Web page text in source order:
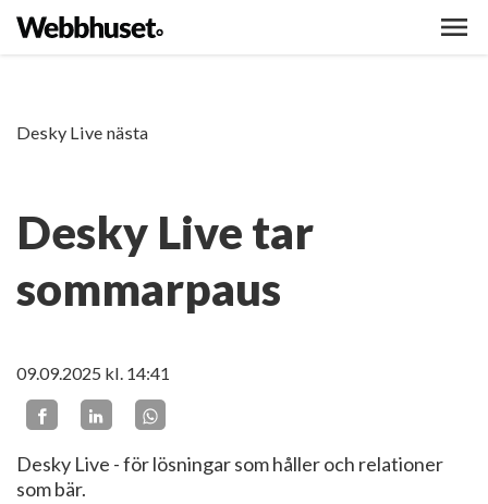
Desky Live nästa
Desky Live tar
sommarpaus
09.09.2025 kl. 14:41
Desky Live - för lösningar som håller och relationer
som bär.